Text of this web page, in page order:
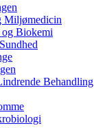
Miljømedicin
Biokemi
Behandling